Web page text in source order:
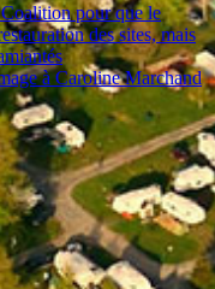
pour que le
des sites, mais
à Caroline Marchand